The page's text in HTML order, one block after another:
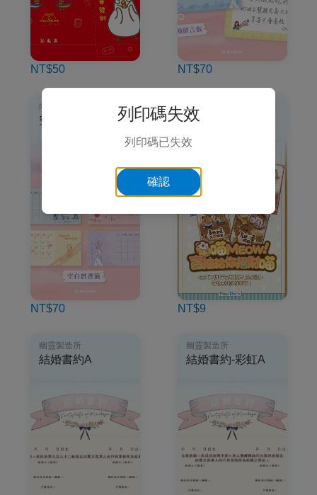
NT$50 NT$70
向左走．向右走
空白曆書籤
NT$70
神明便利商店
招財喵小卡盲抽
NT$9
幽靈製造所
結婚書約A
幽靈製造所
結婚書約-彩虹A
列印碼失效
列印碼已失效
確認